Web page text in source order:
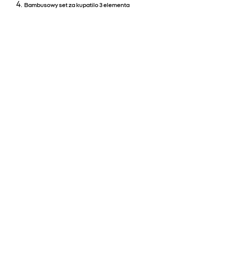
Bambusowy set za kupatilo 3 elementa